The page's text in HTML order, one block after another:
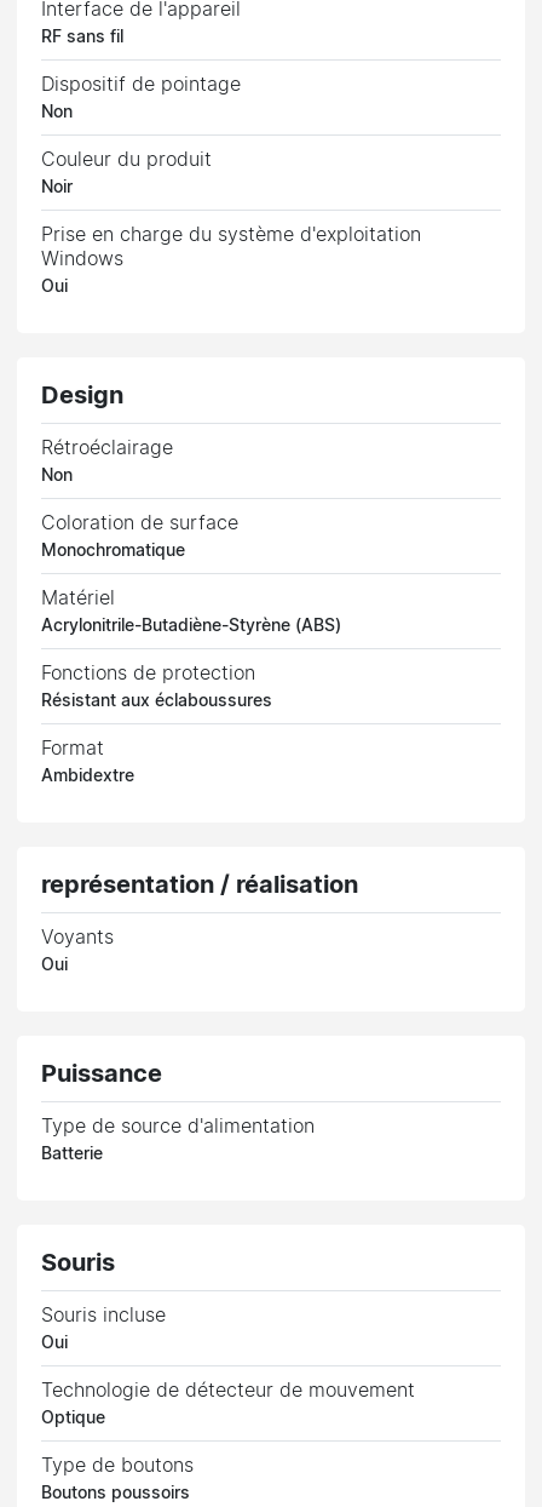
Interface de l'appareil
RF sans fil
Dispositif de pointage
Non
Couleur du produit
Noir
Prise en charge du système d'exploitation
Windows
Oui
Design
Rétroéclairage
Non
Coloration de surface
Monochromatique
Matériel
Acrylonitrile-Butadiène-Styrène (ABS)
Fonctions de protection
Résistant aux éclaboussures
Format
Ambidextre
représentation / réalisation
Voyants
Oui
Puissance
Type de source d'alimentation
Batterie
Souris
Souris incluse
Oui
Technologie de détecteur de mouvement
Optique
Type de boutons
Boutons poussoirs